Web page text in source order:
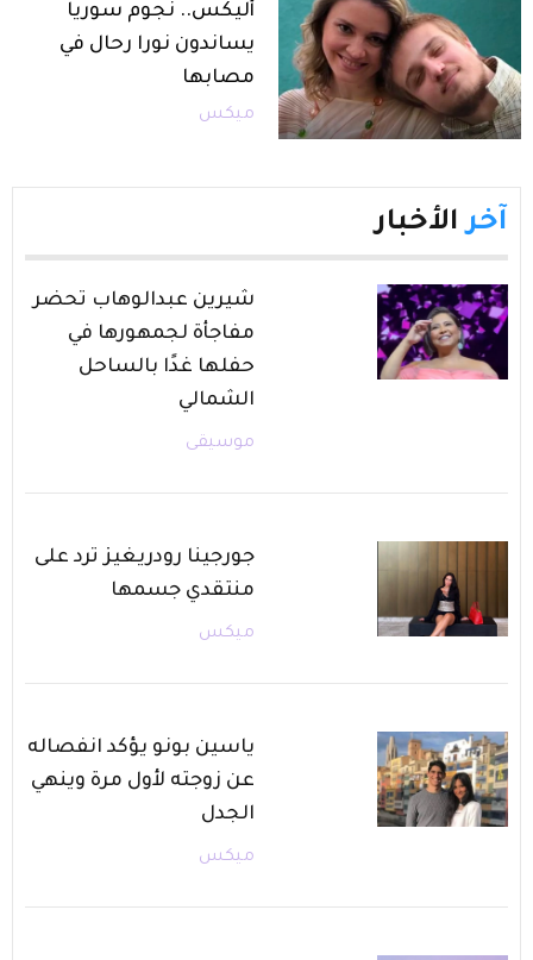
أليكس.. نجوم سوريا
يساندون نورا رحال في
مصابها
ميكس
آخر الأخبار
شيرين عبدالوهاب تحضر
مفاجأة لجمهورها في
حفلها غدًا بالساحل
الشمالي
موسيقى
جورجينا رودريغيز ترد على
منتقدي جسمها
ميكس
ياسين بونو يؤكد انفصاله
عن زوجته لأول مرة وينهي
الجدل
ميكس